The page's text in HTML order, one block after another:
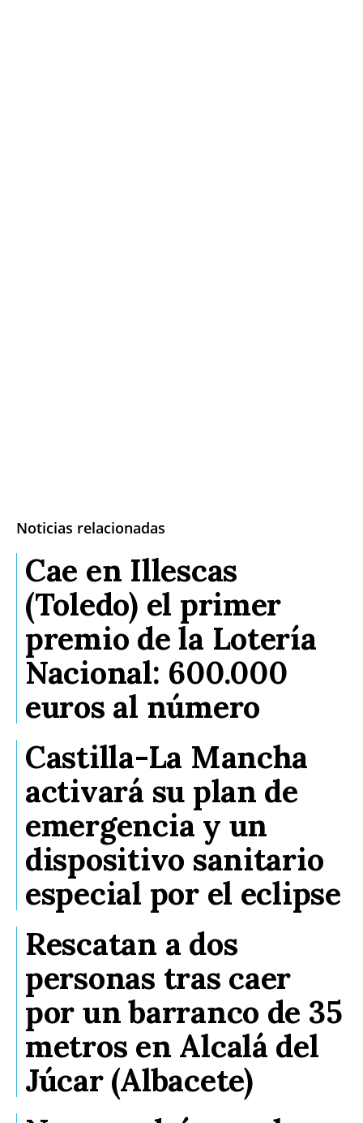
Noticias relacionadas
Cae en Illescas
(Toledo) el primer
premio de la Lotería
Nacional: 600.000
euros al número
Castilla-La Mancha
activará su plan de
emergencia y un
dispositivo sanitario
especial por el eclipse
Rescatan a dos
personas tras caer
por un barranco de 35
metros en Alcalá del
Júcar (Albacete)